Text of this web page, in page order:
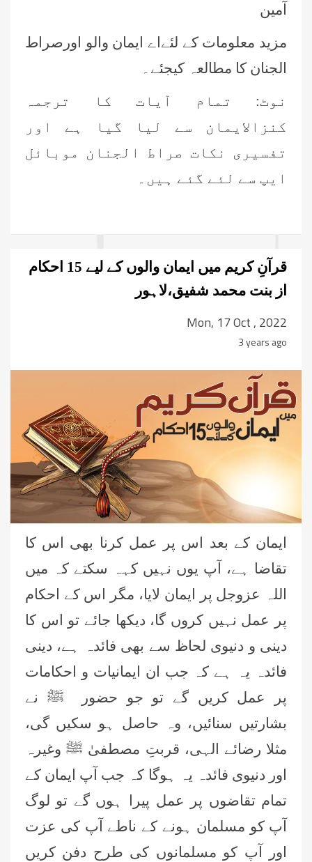
آمین
مزید معلومات کے لئےاے ایمان والو اورصراط
الجنان کا مطالعہ کیجئے۔
نوٹ: تمام آیات کا ترجمہ
کنزالایمان سے لیا گیا ہے اور
تفسیری نکات صراط الجنان موبائل
ایپ سے لئے گئے ہیں۔
قرآنِ کریم میں ایمان والوں کے لیے 15 احکام
از بنت محمد شفیق،لاہور
Mon, 17 Oct , 2022
3 years ago
ایمان کے بعد اس پر عمل کرنا بھی اس کا
تقاضا ہے، آپ یوں نہیں کہہ سکتے کہ میں
اللہ عزوجل پر ایمان لایا، مگر اس کے احکام
پر عمل نہیں کروں گا، دیکھا جائے تو اس کا
دینی و دنیوی لحاظ سے بھی فائدہ ہے، دینی
فائدہ یہ ہے کہ جب ان ایمانیات و احکامات
پر عمل کریں گے تو جو حضور ﷺ نے
بشارتیں سنائیں، وہ حاصل ہو سکیں گی،
مثلا رضائے الہی، قربتِ مصطفیٰ ﷺ وغیرہ
اور دنیوی فائدہ یہ ہوگا کہ جب آپ ایمان کے
تمام تقاضوں پر عمل پیرا ہوں گے تو لوگ
آپ کو مسلمان ہونے کے ناطے آپ کی عزت
اور آپ کو مسلمانوں کی طرح دفن کریں